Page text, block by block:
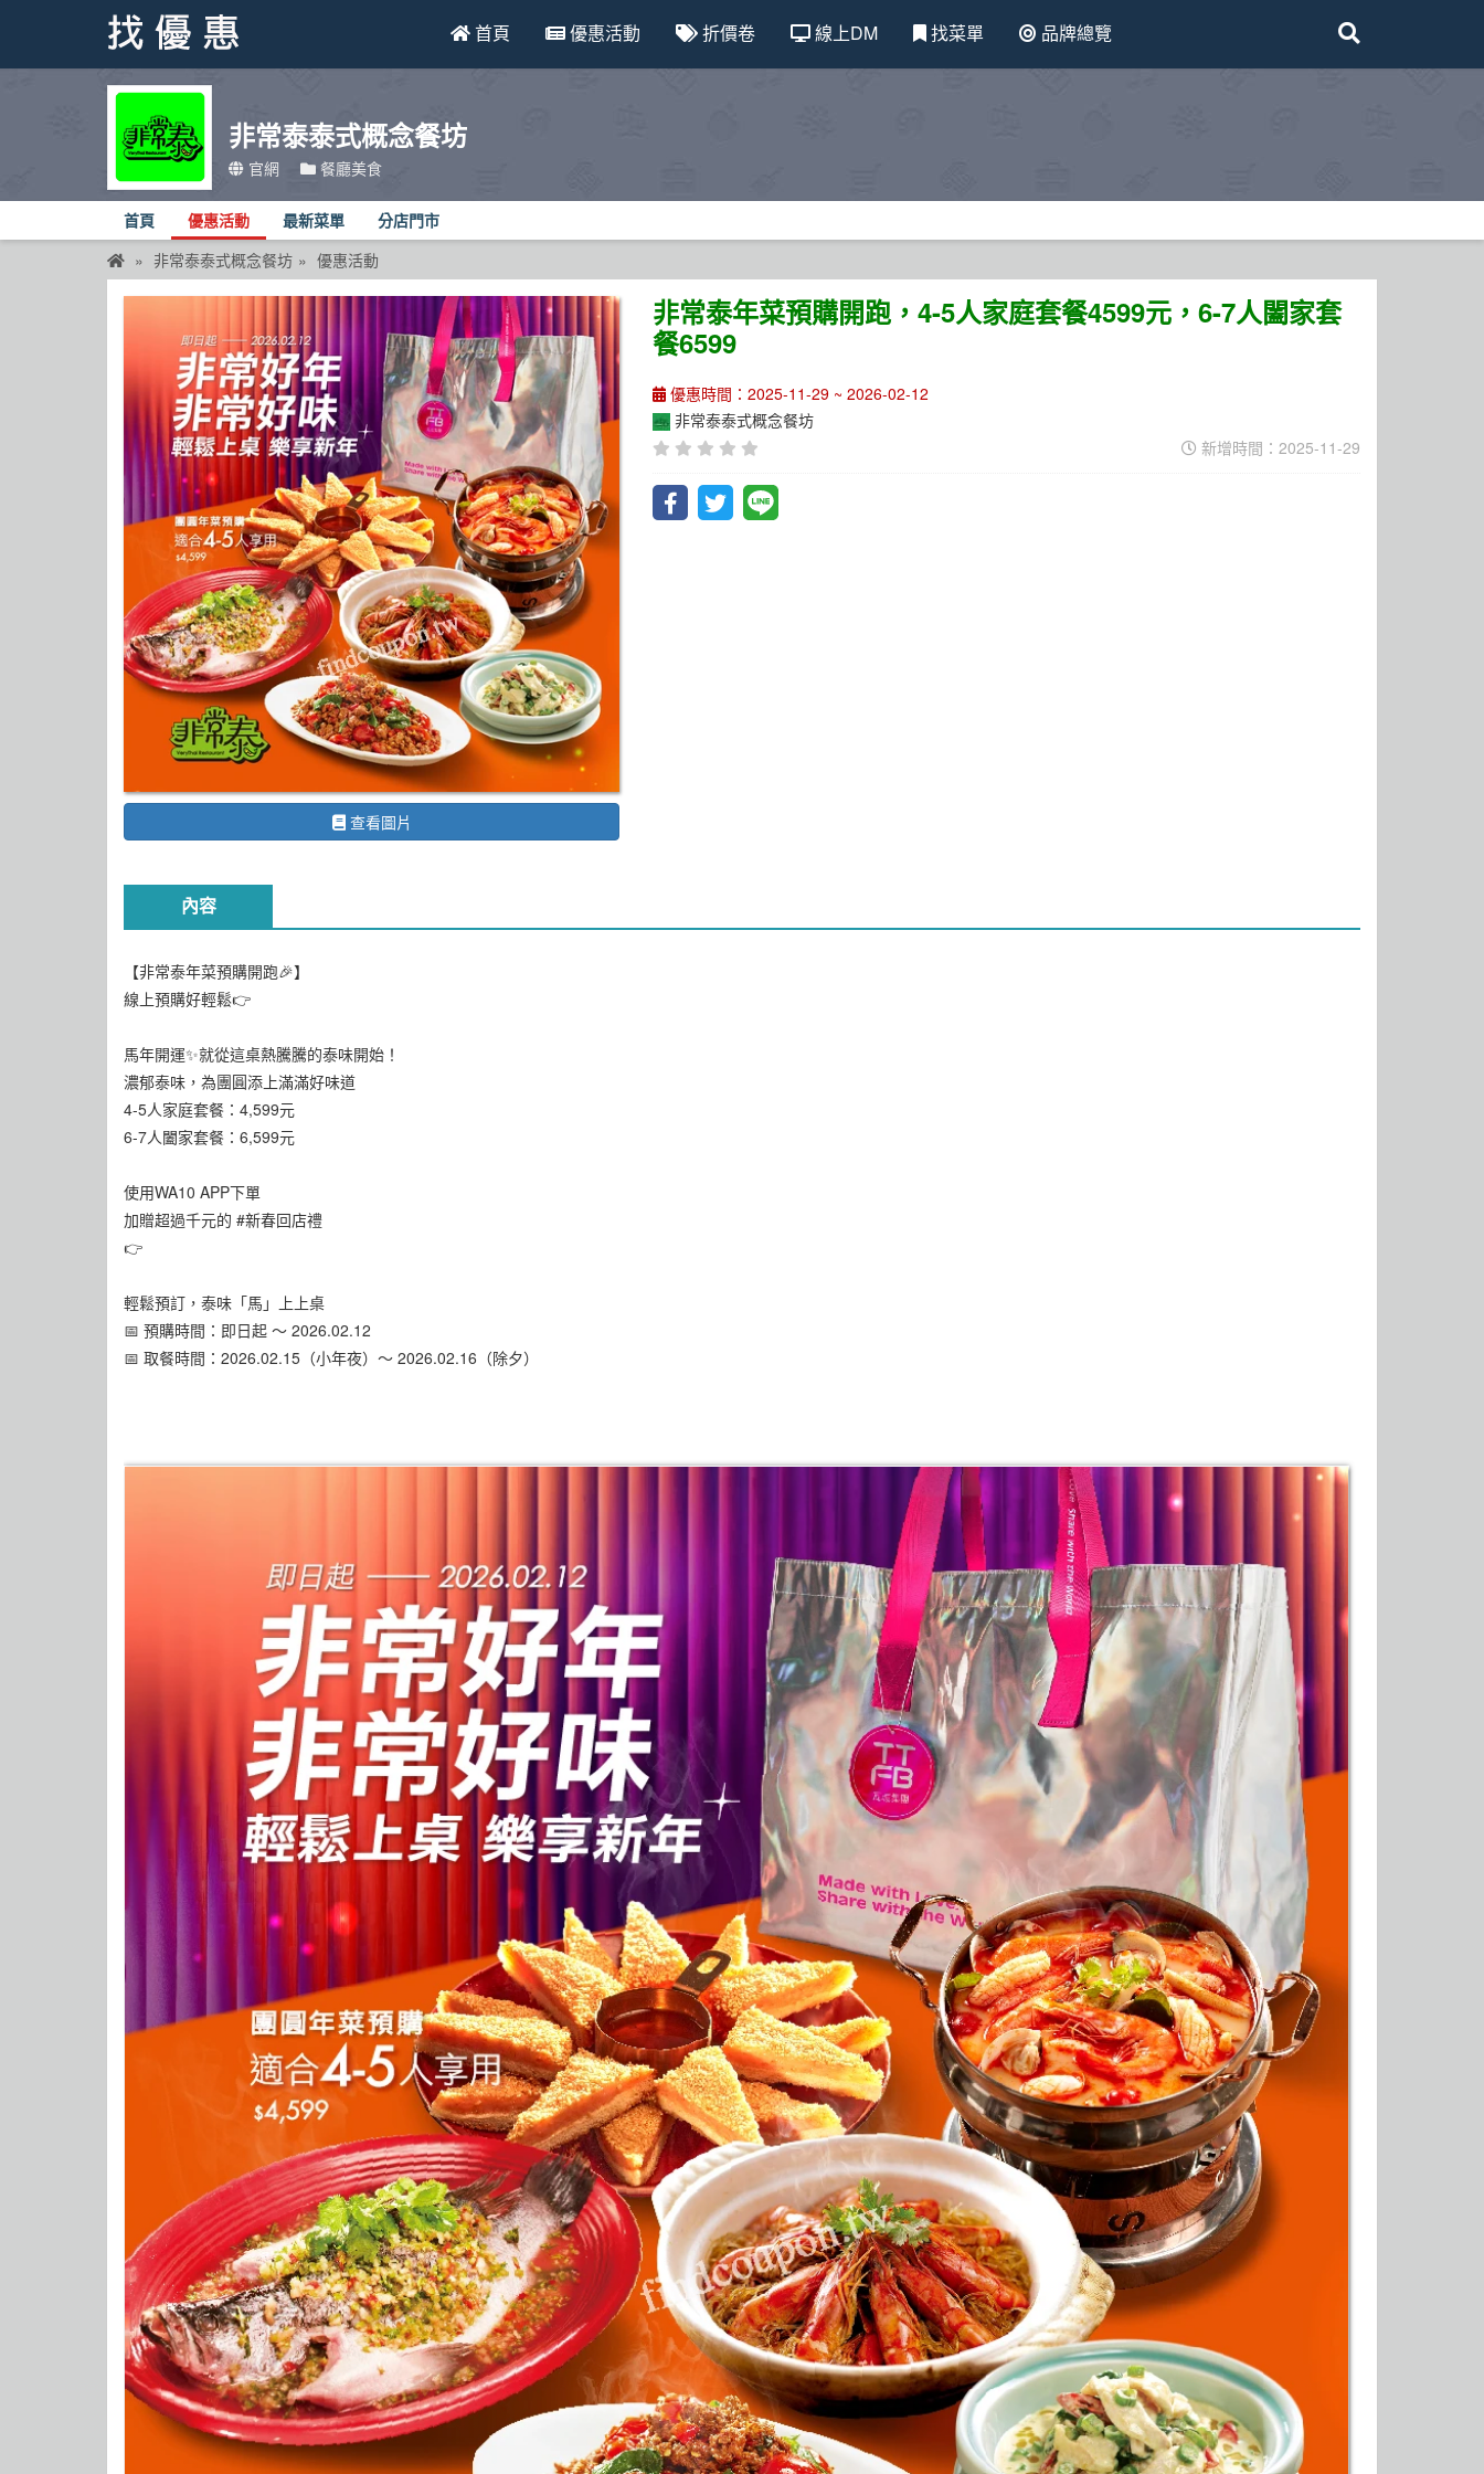
首頁 優惠活動 折價卷 線上DM 找菜單 品牌總覽
非常泰泰式概念餐坊
官網 餐廳美食
首頁 優惠活動 最新菜單 分店門市
非常泰泰式概念餐坊 優惠活動
查看圖片
非常泰年菜預購開跑，4-5人家庭套餐4599元​，6-7人闔家套
餐6599
優惠時間：2025-11-29 ~ 2026-02-12
非常泰泰式概念餐坊
新增時間：2025-11-29
內容
【非常泰年菜預購開跑🎉】
線上預購好輕鬆👉
馬年開運✨就從這桌熱騰騰的泰味開始！​
濃郁泰味，為團圓添上滿滿好味道​
4-5人家庭套餐：4,599元​
6-7人闔家套餐：6,599元
使用WA10 APP下單
加贈超過千元的 #新春回店禮
👉
輕鬆預訂，泰味「馬」上上桌​
📅 預購時間：即日起 ～ 2026.02.12
📅 取餐時間：2026.02.15（小年夜）～ 2026.02.16（除夕）​
找優惠